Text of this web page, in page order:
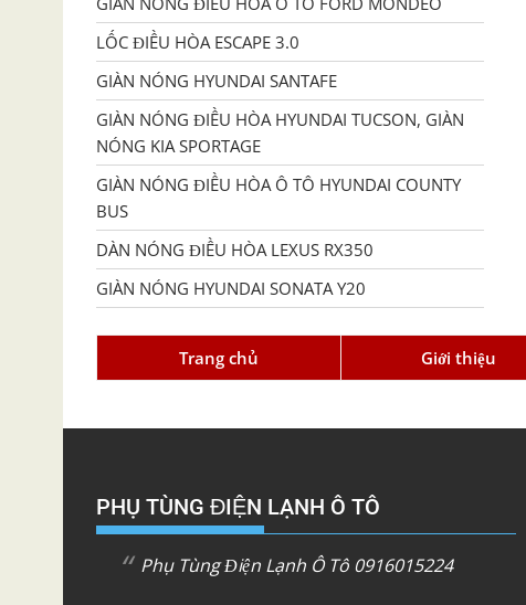
LỐC ĐIỀU HÒA ESCAPE 3.0
GIÀN NÓNG HYUNDAI SANTAFE
GIÀN NÓNG ĐIỀU HÒA HYUNDAI TUCSON, GIÀN
NÓNG KIA SPORTAGE
GIÀN NÓNG ĐIỀU HÒA Ô TÔ HYUNDAI COUNTY
BUS
DÀN NÓNG ĐIỀU HÒA LEXUS RX350
GIÀN NÓNG HYUNDAI SONATA Y20
Trang chủ Giới thiệu
PHỤ TÙNG ĐIỆN LẠNH Ô TÔ
Phụ Tùng Điện Lạnh Ô Tô 0916015224